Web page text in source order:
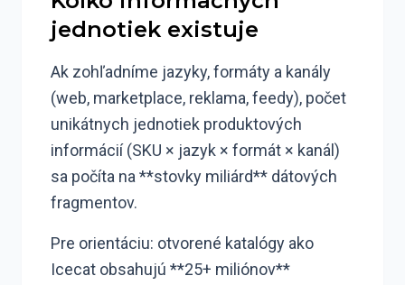
jednotiek existuje
Ak zohľadníme jazyky, formáty a kanály
(web, marketplace, reklama, feedy), počet
unikátnych jednotiek produktových
informácií (SKU × jazyk × formát × kanál)
sa počíta na **stovky miliárd** dátových
fragmentov.
Pre orientáciu: otvorené katalógy ako
Icecat obsahujú **25+ miliónov**